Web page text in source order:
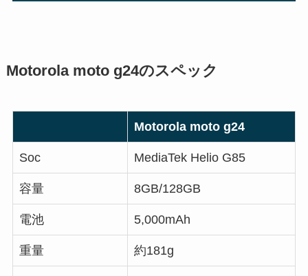
Motorola moto g24のスペック
Motorola moto g24
Soc MediaTek Helio G85
容量 8GB/128GB
電池 5,000mAh
重量 約181g